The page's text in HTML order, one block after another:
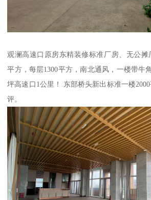
观澜高速口原房东精装修标准厂房、无公摊
平方，每层1300平方，南北通风，一楼带牛
坪高速口1公里！ 东部桥头新出标准一楼
评。